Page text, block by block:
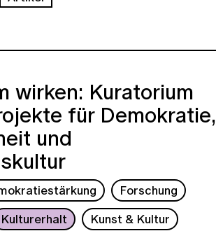
wirken: Kuratorium
für Demokratie,
und
Forschung
Kulturerhalt
Kunst & Kultur